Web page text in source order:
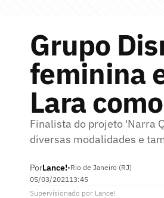
Grupo
feminina
Lara
Finalista do projeto 'Narra
diversas modalidades e
PorLance!•Rio de Janeiro (RJ)
05/03/202113:45
Supervisionado por Lance!